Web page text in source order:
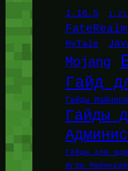
1.16.5 1.21
FateRealm
HyTale
Mojang
Гайд
Гайды
Гайды
Гайды для
Игры